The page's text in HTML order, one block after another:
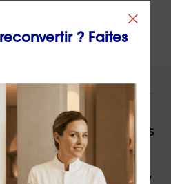
!
accompagné(e) dans
ou dans votre
par un expert,
? Faites